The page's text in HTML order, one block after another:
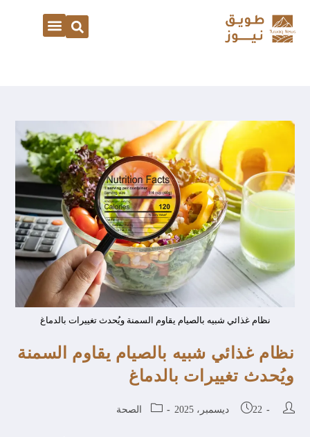
نظام غذائي شبيه بالصيام يقاوم السمنة ويُحدث تغييرات بالدماغ
نظام غذائي شبيه بالصيام يقاوم السمنة
ويُحدث تغييرات بالدماغ
22 ديسمبر، 2025 الصحة